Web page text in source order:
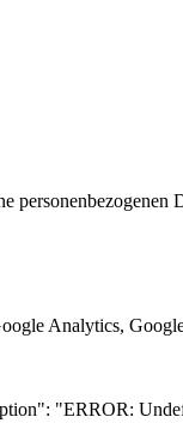
Analytics,
"ERROR: